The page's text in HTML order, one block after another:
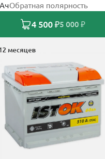
Обратная полярность
4 500 ₽5 000 ₽
месяцев